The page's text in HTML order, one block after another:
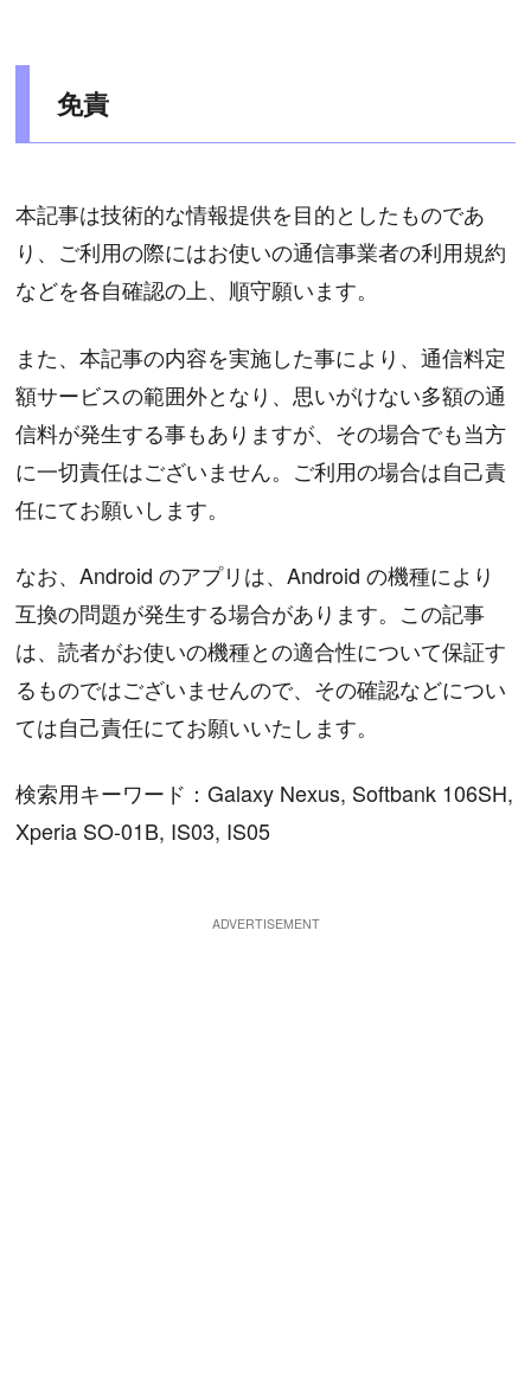
免責
本記事は技術的な情報提供を目的としたものであ
り、ご利用の際にはお使いの通信事業者の利用規約
などを各自確認の上、順守願います。
また、本記事の内容を実施した事により、通信料定
額サービスの範囲外となり、思いがけない多額の通
信料が発生する事もありますが、その場合でも当方
に一切責任はございません。ご利用の場合は自己責
任にてお願いします。
なお、Android のアプリは、Android の機種により
互換の問題が発生する場合があります。この記事
は、読者がお使いの機種との適合性について保証す
るものではございませんので、その確認などについ
ては自己責任にてお願いいたします。
検索用キーワード：Galaxy Nexus, Softbank 106SH,
Xperia SO-01B, IS03, IS05